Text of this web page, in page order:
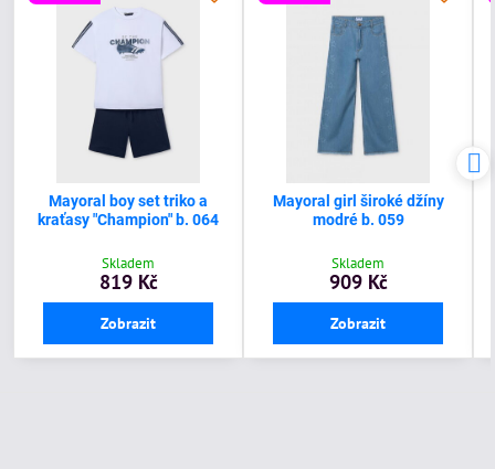
Mayoral boy set triko a
kraťasy "Champion" b. 064
Skladem
819 Kč
Zobrazit
Mayoral girl široké džíny
modré b. 059
Skladem
909 Kč
Zobrazit